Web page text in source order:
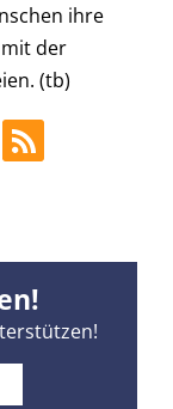
ihre
der
(tb)